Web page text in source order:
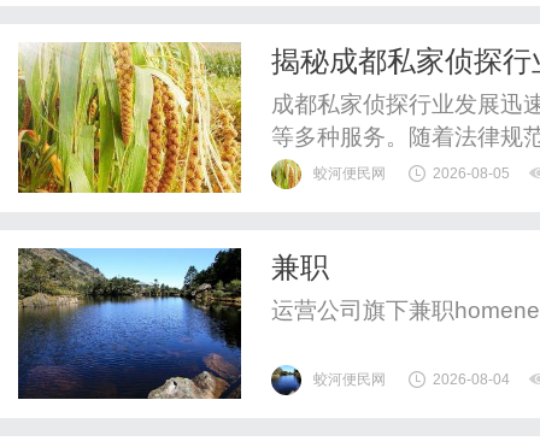
揭秘成都私家侦探
成都私家侦探行业发展迅
等多种服务。随着法律规
向发展。
蛟河便民网 2026-08-05
兼职
运营公司旗下兼职
蛟河便民网 2026-08-04